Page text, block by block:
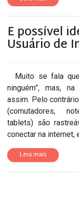
É possível
Usuário de
Muito se fala
ninguém”, mas,
assim. Pelo
(comutadores,
tablets) são
conectar na internet,
Leia mais